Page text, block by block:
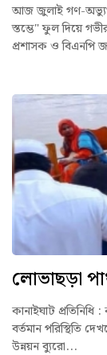
আজ জুলাই গণ-
স্তম্ভে" ফুল দিয়ে
প্রশাসক ও বিএনপি
লোভাছড়া
কানাইঘাট প্রতিনিধি
বর্তমান পরিস্থিতি
উন্নয়ন ব্যুরো...